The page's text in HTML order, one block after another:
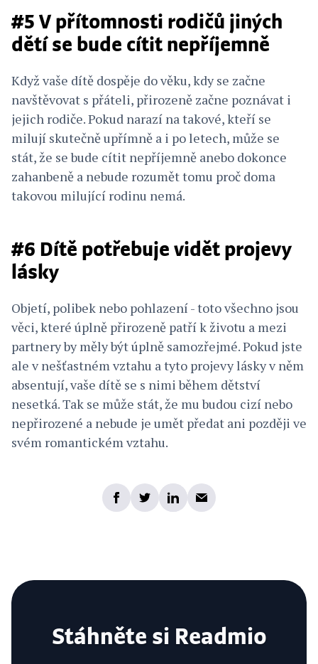
#5 V přítomnosti rodičů jiných
dětí se bude cítit nepříjemně
Když vaše dítě dospěje do věku, kdy se začne
navštěvovat s přáteli, přirozeně začne poznávat i
jejich rodiče. Pokud narazí na takové, kteří se
milují skutečně upřímně a i po letech, může se
stát, že se bude cítit nepříjemně anebo dokonce
zahanbeně a nebude rozumět tomu proč doma
takovou milující rodinu nemá.
#6 Dítě potřebuje vidět projevy
lásky
Objetí, polibek nebo pohlazení - toto všechno jsou
věci, které úplně přirozeně patří k životu a mezi
partnery by měly být úplně samozřejmé. Pokud jste
ale v nešťastném vztahu a tyto projevy lásky v něm
absentují, vaše dítě se s nimi během dětství
nesetká. Tak se může stát, že mu budou cizí nebo
nepřirozené a nebude je umět předat ani později ve
svém romantickém vztahu.
Stáhněte si Readmio